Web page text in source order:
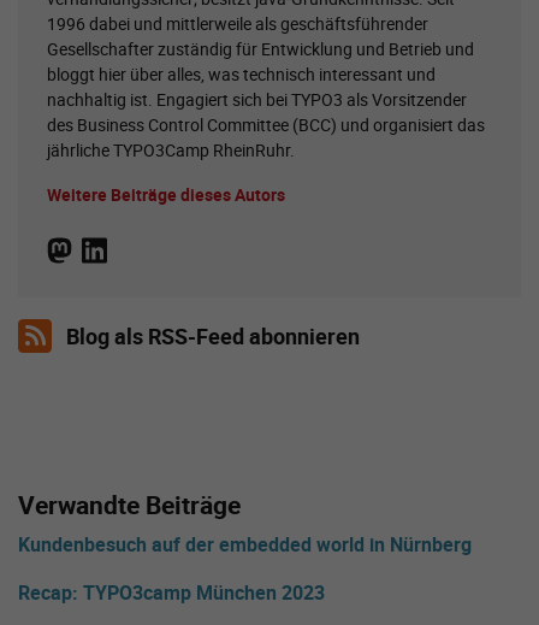
1996 dabei und mittlerweile als geschäftsführender
Gesellschafter zuständig für Entwicklung und Betrieb und
bloggt hier über alles, was technisch interessant und
nachhaltig ist. Engagiert sich bei TYPO3 als Vorsitzender
des Business Control Committee (BCC) und organisiert das
jährliche TYPO3Camp RheinRuhr.
Weitere Beiträge dieses Autors
Blog als RSS-Feed abonnieren
Verwandte Beiträge
Kundenbesuch auf der embedded world in Nürnberg
Recap: TYPO3camp München 2023